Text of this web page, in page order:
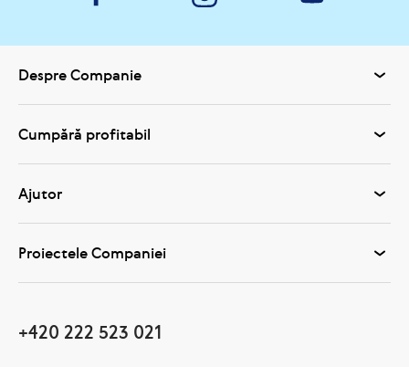
Despre Companie
Cumpără profitabil
Ajutor
Proiectele Companiei
+420 222 523 021